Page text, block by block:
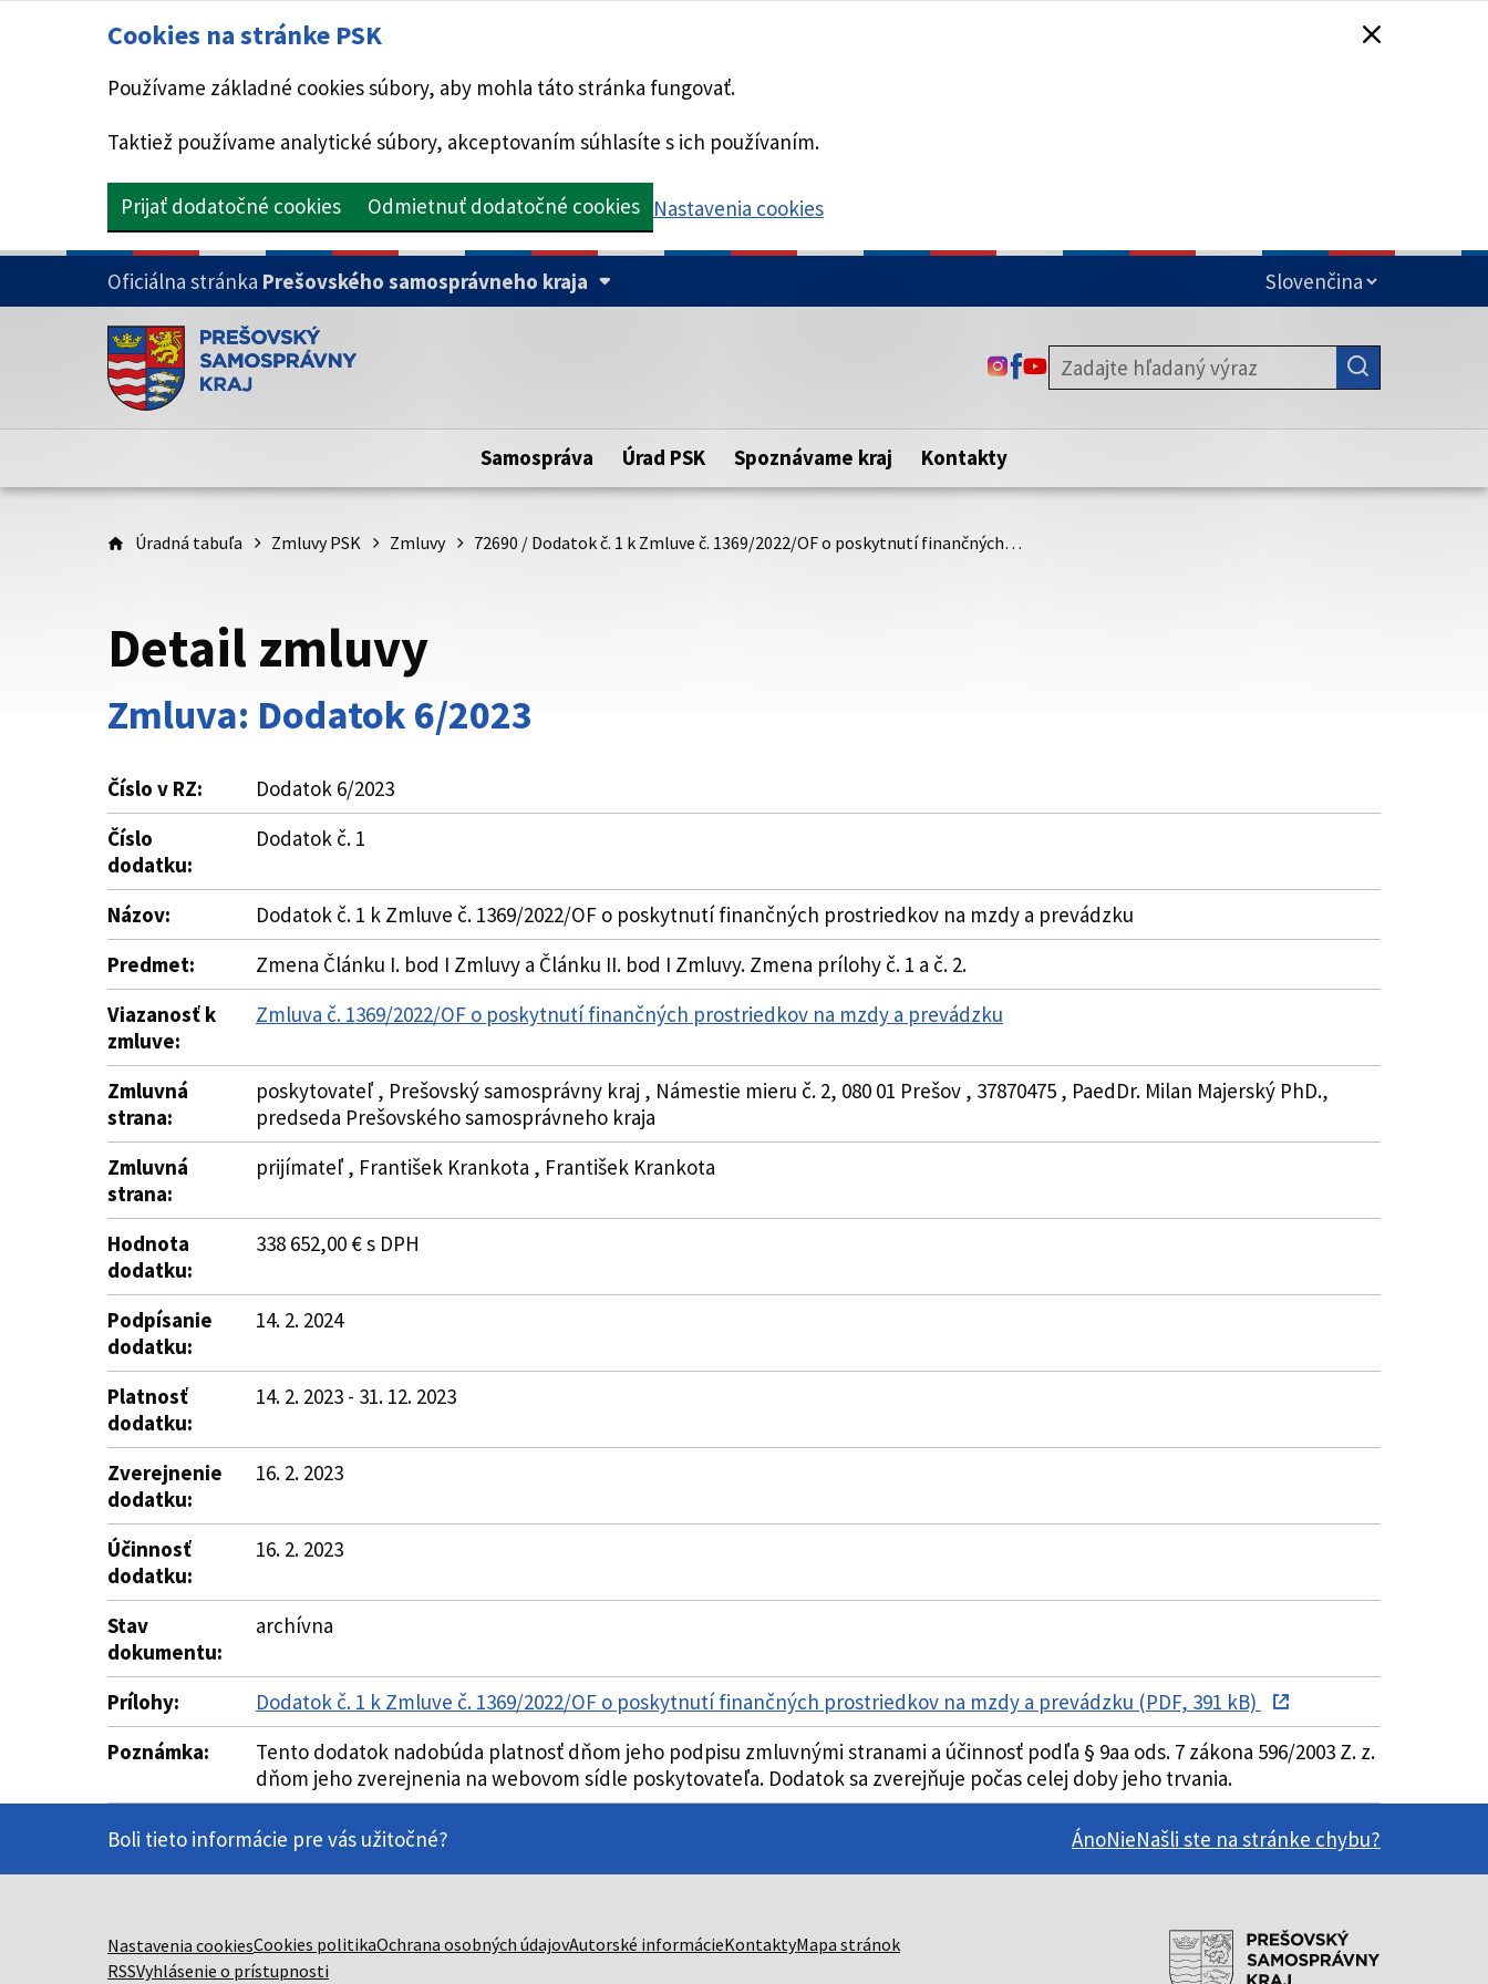
Cookies na stránke PSK
Používame základné cookies súbory, aby mohla táto stránka fungovať.
Taktiež používame analytické súbory, akceptovaním súhlasíte s ich používaním.
Prijať dodatočné cookies Odmietnuť dodatočné cookies Nastavenia cookies
PRESKOČIŤ NA HLAVNÝ OBSAH
Oficiálna stránka Prešovského samosprávneho kraja
Doména psk.sk je oficiálna
Toto je oficiálna webová stránka Prešovského samosprávneho kraja.
Táto stránka je zabezpečená
zabezpečenú webovú stránku. Zabezpečená stránka vždy začína
https:// pred názvom domény webového sídla.
ODKAZ SA OTVORÍ NA NOVEJ KARTE
ODKAZ SA OTVORÍ NA NOVEJ KARTE
ODKAZ SA OTVORÍ NA NOVEJ KARTE
Samospráva Úrad PSK Spoznávame kraj Kontakty
Úradná tabuľa Zmluvy PSK Zmluvy 72690 / Dodatok č. 1 k Zmluve č. 1369/2022/OF o poskytnutí finančných…
Detail zmluvy
Zmluva: Dodatok 6/2023
Číslo v RZ:
Dodatok 6/2023
Číslo
dodatku:
Dodatok č. 1
Názov:
Dodatok č. 1 k Zmluve č. 1369/2022/OF o poskytnutí finančných prostriedkov na mzdy a prevádzku
Predmet:
Zmena Článku I. bod I Zmluvy a Článku II. bod I Zmluvy. Zmena prílohy č. 1 a č. 2.
Viazanosť k
zmluve:
Zmluva č. 1369/2022/OF o poskytnutí finančných prostriedkov na mzdy a prevádzku
Zmluvná
strana:
poskytovateľ , Prešovský samosprávny kraj , Námestie mieru č. 2, 080 01 Prešov , 37870475 , PaedDr. Milan Majerský PhD.,
predseda Prešovského samosprávneho kraja
Zmluvná
strana:
prijímateľ , František Krankota , František Krankota
Hodnota
dodatku:
338 652,00 € s DPH
Podpísanie
dodatku:
14. 2. 2024
Platnosť
dodatku:
14. 2. 2023 - 31. 12. 2023
Zverejnenie
dodatku:
16. 2. 2023
Účinnosť
dodatku:
16. 2. 2023
Stav
dokumentu:
archívna
Prílohy:
Dodatok č. 1 k Zmluve č. 1369/2022/OF o poskytnutí finančných prostriedkov na mzdy a prevádzku (PDF, 391 kB)
Poznámka:
Tento dodatok nadobúda platnosť dňom jeho podpisu zmluvnými stranami a účinnosť podľa § 9aa ods. 7 zákona 596/2003 Z. z.
dňom jeho zverejnenia na webovom sídle poskytovateľa. Dodatok sa zverejňuje počas celej doby jeho trvania.
Boli tieto informácie pre vás užitočné? ÁnoNieNašli ste na stránke chybu?
Nastavenia cookiesCookies politikaOchrana osobných údajovAutorské informácieKontaktyMapa stránok
RSSVyhlásenie o prístupnosti